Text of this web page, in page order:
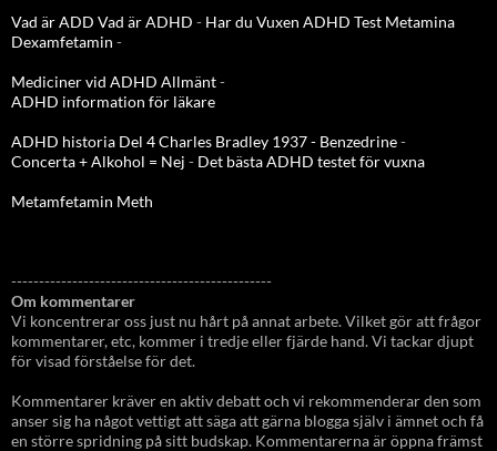
Vad är ADD Vad är ADHD - Har du Vuxen ADHD Test Metamina
Dexamfetamin -
Mediciner vid ADHD Allmänt-
ADHD information för läkare
ADHD historia Del 4 Charles Bradley 1937 - Benzedrine-
Concerta + Alkohol = Nej - Det bästa ADHD testet för vuxna
Metamfetamin Meth
-----------------------------------------------
Om kommentarer
Vi koncentrerar oss just nu hårt på annat arbete. Vilket gör att frågor
kommentarer, etc, kommer i tredje eller fjärde hand. Vi tackar djupt
för visad förståelse för det.
Kommentarer kräver en aktiv debatt och vi rekommenderar den som
anser sig ha något vettigt att säga att gärna blogga själv i ämnet och få
en större spridning på sitt budskap. Kommentarerna är öppna främst